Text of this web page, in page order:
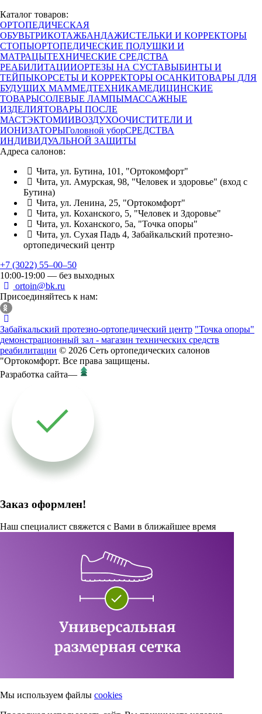
Каталог товаров:
ОРТОПЕДИЧЕСКАЯ
ОБУВЬТРИКОТАЖБАНДАЖИСТЕЛЬКИ И КОРРЕКТОРЫ
СТОПЫОРТОПЕДИЧЕСКИЕ ПОДУШКИ И
МАТРАЦЫТЕХНИЧЕСКИЕ СРЕДСТВА
РЕАБИЛИТАЦИИОРТЕЗЫ НА СУСТАВЫБИНТЫ И
ТЕЙПЫКОРСЕТЫ И КОРРЕКТОРЫ ОСАНКИТОВАРЫ ДЛЯ
БУДУЩИХ МАММЕДТЕХНИКАМЕДИЦИНСКИЕ
ТОВАРЫСОЛЕВЫЕ ЛАМПЫМАССАЖНЫЕ
ИЗДЕЛИЯТОВАРЫ ПОСЛЕ
МАСТЭКТОМИИВОЗДУХООЧИСТИТЕЛИ И
ИОНИЗАТОРЫГоловной уборСРЕДСТВА
ИНДИВИДУАЛЬНОЙ ЗАЩИТЫ
Адреса салонов:
Чита, ул. Бутина, 101, "Ортокомфорт"
Чита, ул. Амурская, 98, "Человек и здоровье" (вход с
Бутина)
Чита, ул. Ленина, 25, "Ортокомфорт"
Чита, ул. Коханского, 5, "Человек и Здоровье"
Чита, ул. Коханского, 5а, "Точка опоры"
Чита, ул. Сухая Падь 4, Забайкальский протезно-
ортопедический центр
+7 (3022) 55‒00‒50
10:00-19:00 — без выходных
ortoin@bk.ru
Присоединяйтесь к нам:
Забайкальский протезно-ортопедический центр "Точка опоры"
демонстрационный зал - магазин технических средств
реабилитации © 2026 Сеть ортопедических салонов
"Ортокомфорт. Все права защищены.
Разработка сайта—
Заказ оформлен!
Наш специалист свяжется с Вами в ближайшее время
Мы используем файлы cookies